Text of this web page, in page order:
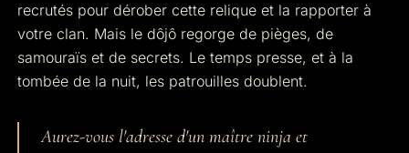
recrutés pour dérober cette relique et la rapporter à
votre clan. Mais le dôjô regorge de pièges, de
samouraïs et de secrets. Le temps presse, et à la
tombée de la nuit, les patrouilles doublent.
Aurez-vous l'adresse d'un maître ninja et